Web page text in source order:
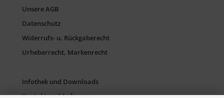
Unsere AGB
Datenschutz
Widerrufs- u. Rückgaberecht
Urheberrecht, Markenrecht
Infothek und Downloads
Kontakt und Anfragen